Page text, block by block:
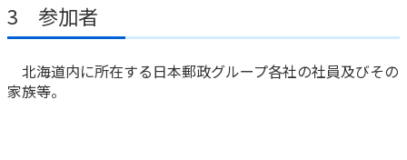
各種サービス・お知らせ
ご契約手続きの流れ
保険料のお払込方法
かんぽアプリ～かんぽの健康と安心を手のひらに～
かんぽブランド
3 参加者
北海道内に所在する日本郵政グループ各社の社員及びその
家族等。